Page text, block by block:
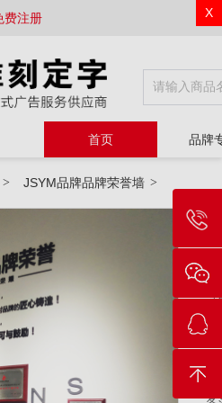
X
费注册
首页 品牌
> JSYM品牌品牌荣誉墙 >
物
等
规